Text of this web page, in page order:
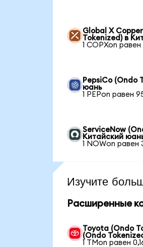
Global X
Tokenized) в
1 COPXon равен
PepsiCo (Ondo
юань
1 PEPon равен
ServiceNow
Китайский
1 NOWon равен
Изучите
Расширенные
Toyota (Ondo
(Ondo
1 TMon равен